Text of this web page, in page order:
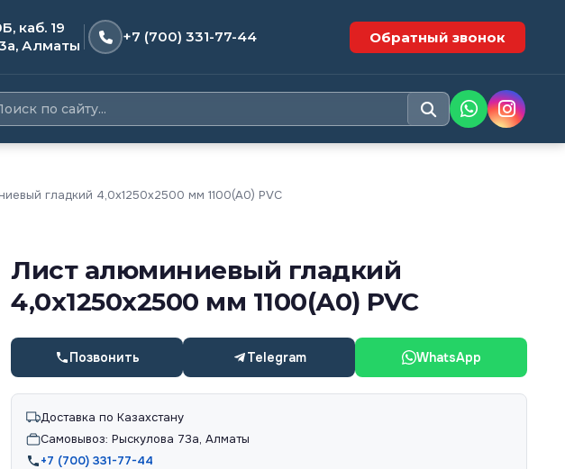
каб. 19
Алматы
+7 (700) 331-77-44 Обратный звонок
гладкий 4,0x1250x2500 мм 1100(А0) PVC
Лист алюминиевый гладкий
4,0x1250x2500 мм 1100(А0) PVC
Позвонить Telegram WhatsApp
Доставка по Казахстану
Самовывоз: Рыскулова 73а, Алматы
+7 (700) 331-77-44